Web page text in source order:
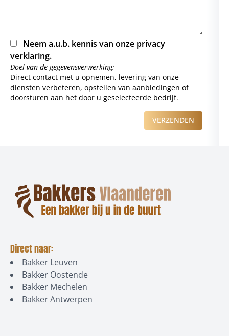
Neem a.u.b. kennis van onze privacy
verklaring.
Doel van de gegevensverwerking:
Direct contact met u opnemen, levering van onze
diensten verbeteren, opstellen van aanbiedingen of
doorsturen aan het door u geselecteerde bedrijf.
VERZENDEN
Direct naar:
Bakker Leuven
Bakker Oostende
Bakker Mechelen
Bakker Antwerpen